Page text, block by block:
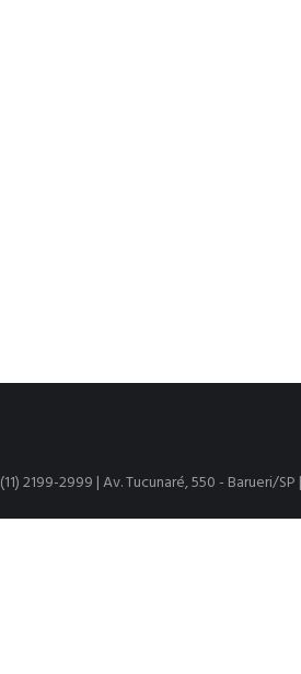
(11) 2199-2999 | Av. Tucunaré, 550 - Barueri/